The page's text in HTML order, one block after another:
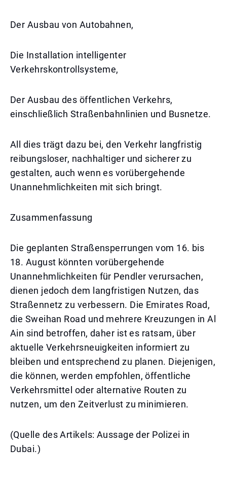
Der Ausbau von Autobahnen,
Die Installation intelligenter
Verkehrskontrollsysteme,
Der Ausbau des öffentlichen Verkehrs,
einschließlich Straßenbahnlinien und Busnetze.
All dies trägt dazu bei, den Verkehr langfristig
reibungsloser, nachhaltiger und sicherer zu
gestalten, auch wenn es vorübergehende
Unannehmlichkeiten mit sich bringt.
Zusammenfassung
Die geplanten Straßensperrungen vom 16. bis
18. August könnten vorübergehende
Unannehmlichkeiten für Pendler verursachen,
dienen jedoch dem langfristigen Nutzen, das
Straßennetz zu verbessern. Die Emirates Road,
die Sweihan Road und mehrere Kreuzungen in Al
Ain sind betroffen, daher ist es ratsam, über
aktuelle Verkehrsneuigkeiten informiert zu
bleiben und entsprechend zu planen. Diejenigen,
die können, werden empfohlen, öffentliche
Verkehrsmittel oder alternative Routen zu
nutzen, um den Zeitverlust zu minimieren.
(Quelle des Artikels: Aussage der Polizei in
Dubai.)